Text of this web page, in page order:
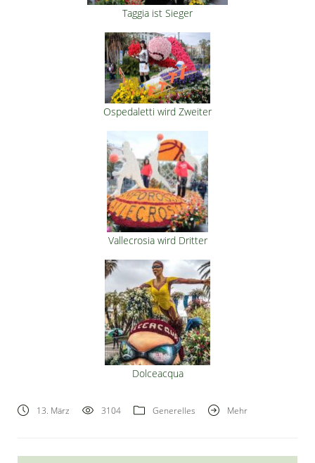
Taggia ist Sieger
Ospedaletti wird Zweiter
Vallecrosia wird Dritter
Dolceacqua
13. März 3104 Generelles Mehr